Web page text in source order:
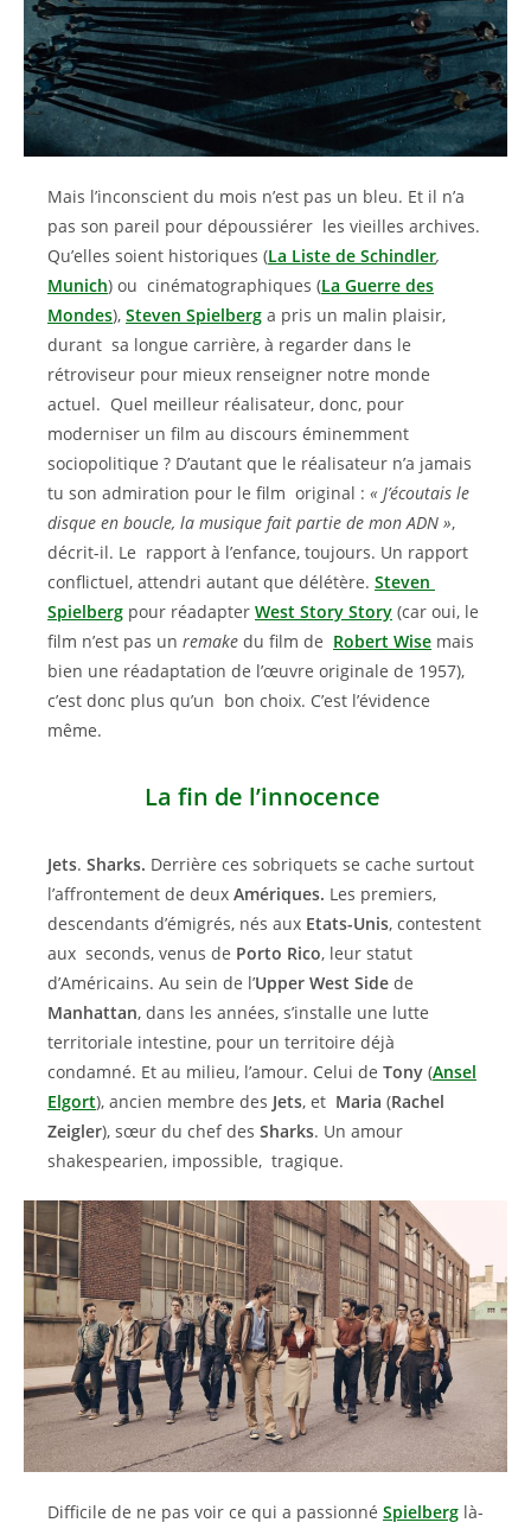
Mais l’inconscient du mois n’est pas un bleu. Et il n’a
pas son pareil pour dépoussiérer les vieilles archives.
Qu’elles soient historiques (La Liste de Schindler,
Munich) ou cinématographiques (La Guerre des
Mondes), Steven Spielberg a pris un malin plaisir,
durant sa longue carrière, à regarder dans le
rétroviseur pour mieux renseigner notre monde
actuel. Quel meilleur réalisateur, donc, pour
moderniser un film au discours éminemment
sociopolitique ? D’autant que le réalisateur n’a jamais
tu son admiration pour le film original : « J’écoutais le
disque en boucle, la musique fait partie de mon ADN »,
décrit-il. Le rapport à l’enfance, toujours. Un rapport
conflictuel, attendri autant que délétère. Steven
Spielberg pour réadapter West Story Story (car oui, le
film n’est pas un remake du film de Robert Wise mais
bien une réadaptation de l’œuvre originale de 1957),
c’est donc plus qu’un bon choix. C’est l’évidence
même.
La fin de l’innocence
Jets. Sharks. Derrière ces sobriquets se cache surtout
l’affrontement de deux Amériques. Les premiers,
descendants d’émigrés, nés aux Etats-Unis, contestent
aux seconds, venus de Porto Rico, leur statut
d’Américains. Au sein de l’Upper West Side de
Manhattan, dans les années, s’installe une lutte
territoriale intestine, pour un territoire déjà
condamné. Et au milieu, l’amour. Celui de Tony (Ansel
Elgort), ancien membre des Jets, et Maria (Rachel
Zeigler), sœur du chef des Sharks. Un amour
shakespearien, impossible, tragique.
Difficile de ne pas voir ce qui a passionné Spielberg là-